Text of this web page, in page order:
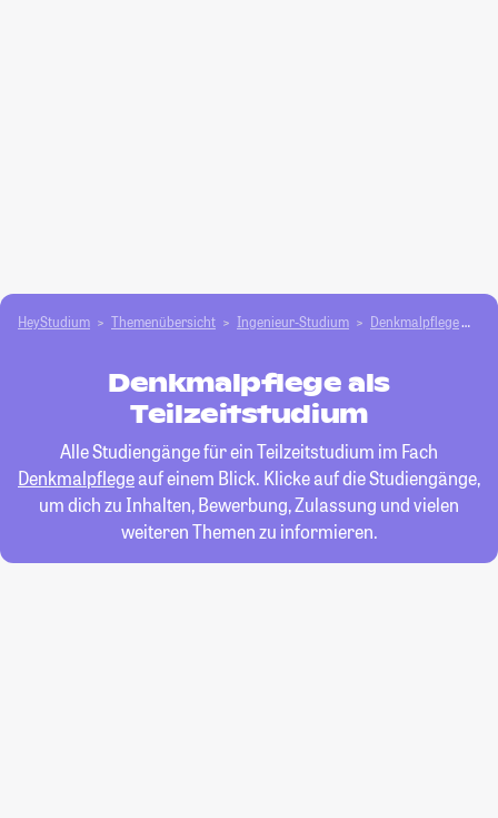
HeyStudium Themenübersicht Ingenieur-Studium Denkmalpflege
Denkmalpflege als
Teilzeitstudium
Alle Studiengänge für ein Teilzeitstudium im Fach
Denkmalpflegeauf einem Blick. Klicke auf die Studiengänge,
um dich zu Inhalten, Bewerbung, Zulassung und vielen
weiteren Themen zu informieren.